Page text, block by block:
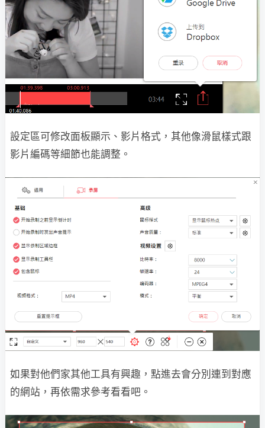
設定區可修改面板顯示、影片格式，其他像滑鼠樣式跟
影片編碼等細節也能調整。
如果對他們家其他工具有興趣，點進去會分別連到對應
的網站，再依需求參考看看吧。